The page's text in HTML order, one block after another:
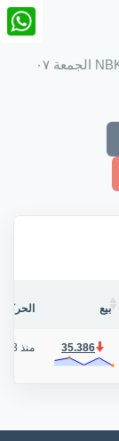
سعر دولار إسترالي فى بنك الكويت الوطني NBK الجمعة ٠٧
بيع الحركة
35.386 منذ 3 أيام